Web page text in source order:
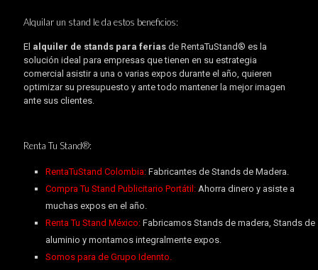
Alquilar un stand le da estos beneficios:
El alquiler de stands para ferias de RentaTuStand® es la
solución ideal para empresas que tienen en su estrategia
comercial asistir a una o varias expos durante el año, quieren
optimizar su presupuesto y ante todo mantener la mejor imagen
ante sus clientes.
Renta Tu Stand®:
RentaTuStand Colombia: Fabricantes de Stands de Madera.
Compra Tu Stand Publicitario Portátil:Ahorra dinero y asiste a
muchas expos en el año.
Renta Tu Stand México:Fabricamos Stands de madera, Stands de
aluminio y montamos integralmente expos.
Somos para de Grupo Idennto.